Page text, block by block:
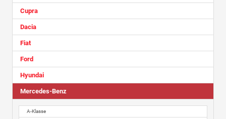
Cupra
Dacia
Fiat
Ford
Hyundai
Mercedes-Benz
A-Klasse